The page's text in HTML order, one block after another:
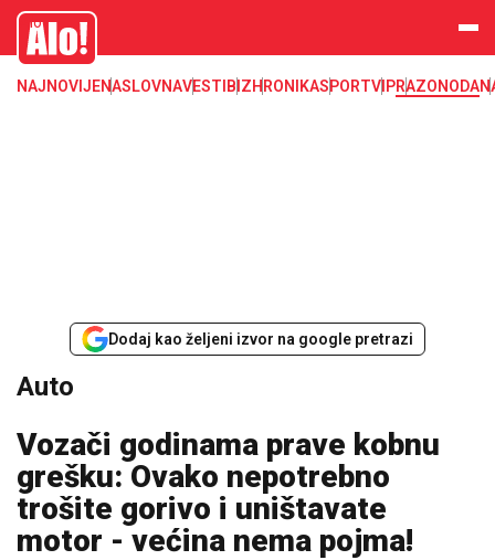
Auto, automobil, kola, automobili i vozači, vozači, penumatici, auto
delovi
Alo
NAJNOVIJENASLOVNAVESTI BIZHRONIKASPORTVIPRAZONODA
Dodaj kao željeni izvor na google pretrazi
Auto
Vozači godinama prave kobnu
grešku: Ovako nepotrebno
trošite gorivo i uništavate
motor - većina nema pojma!